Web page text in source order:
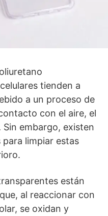
tienden a
a un proceso de
con el aire, el
embargo, existen
limpiar estas
están
al reaccionar con
se oxidan y